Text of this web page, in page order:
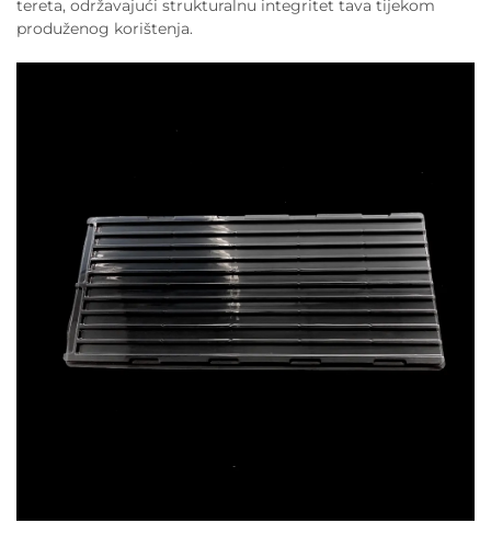
tereta, održavajući strukturalnu integritet tava tijekom
produženog korištenja.